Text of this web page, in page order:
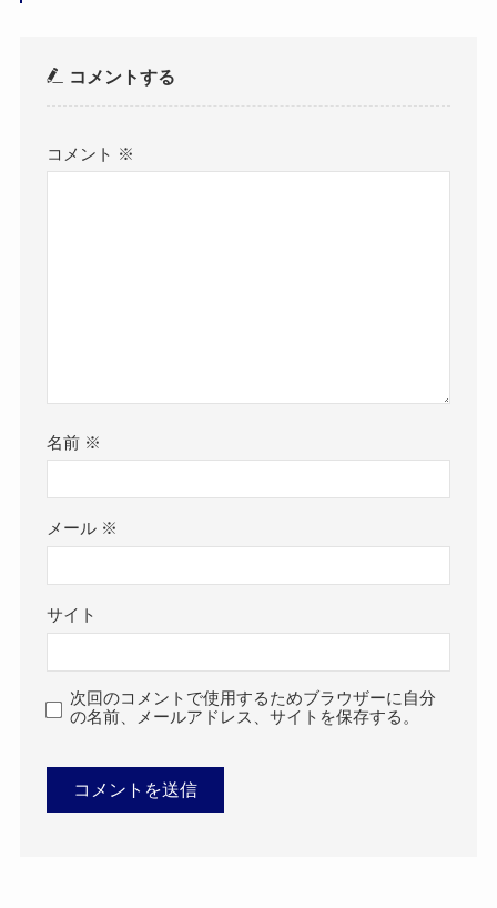
コメントする
コメント ※
名前 ※
メール ※
サイト
次回のコメントで使用するためブラウザーに自分
の名前、メールアドレス、サイトを保存する。